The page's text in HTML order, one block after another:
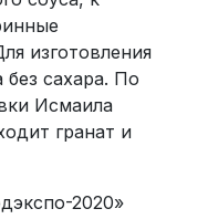
изготовления
без сахара. По
Исмаила
гранат и
2020»